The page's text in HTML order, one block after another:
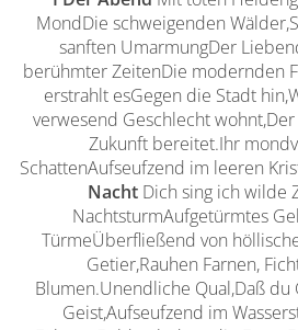
MondDie schweigenden
sanften UmarmungDer
berühmter ZeitenDie modernden
erstrahlt esGegen die Stadt
verwesend Geschlecht
Zukunft bereitet.Ihr
SchattenAufseufzend im leeren
Nacht Dich sing ich wilde
NachtsturmAufgetürmtes
TürmeÜberfließend von
Getier,Rauhen Farnen,
Blumen.Unendliche Qual,Daß du
Geist,Aufseufzend im